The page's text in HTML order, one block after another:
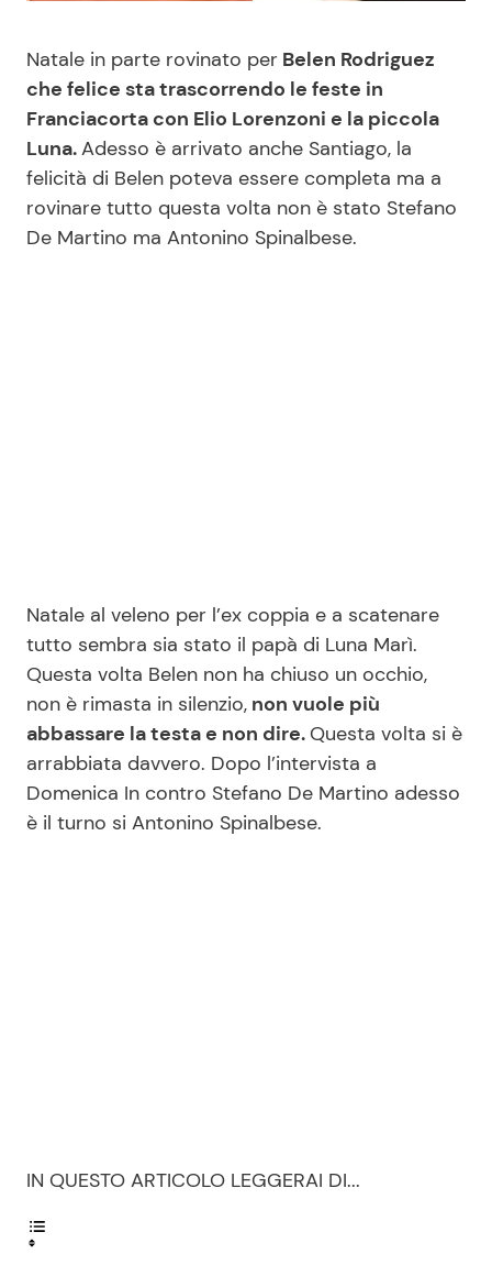
Mondo Mamma
News benessere
Salute
Le Ricette in TV
Primi Piatti
Ricette Facili e Veloci
Chi siamo
Redazione
Contattaci
Privacy Policy
Natale in parte rovinato per Belen Rodriguez
che felice sta trascorrendo le feste in
Franciacorta con Elio Lorenzoni e la piccola
Luna.Adesso è arrivato anche Santiago, la
felicità di Belen poteva essere completa ma a
rovinare tutto questa volta non è stato Stefano
De Martino ma Antonino Spinalbese.
Natale al veleno per l’ex coppia e a scatenare
tutto sembra sia stato il papà di Luna Marì.
Questa volta Belen non ha chiuso un occhio,
non è rimasta in silenzio, non vuole più
abbassare la testa e non dire. Questa volta si è
arrabbiata davvero. Dopo l’intervista a
Domenica In contro Stefano De Martino adesso
è il turno si Antonino Spinalbese.
IN QUESTO ARTICOLO LEGGERAI DI...